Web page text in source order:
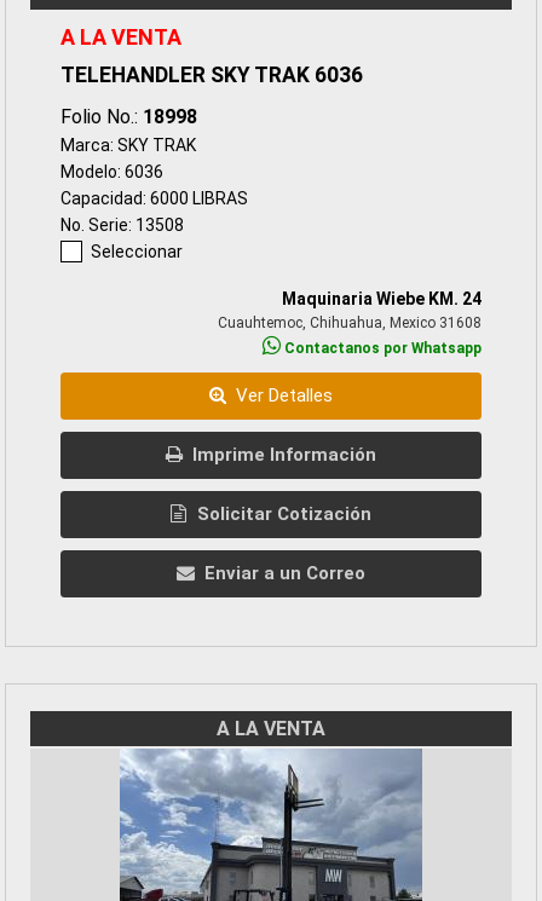
A LA VENTA
TELEHANDLER SKY TRAK 6036
Folio No.: 18998
Marca: SKY TRAK
Modelo: 6036
Capacidad: 6000 LIBRAS
No. Serie: 13508
Seleccionar
Maquinaria Wiebe KM. 24
Cuauhtemoc, Chihuahua, Mexico 31608
Contactanos por Whatsapp
Ver Detalles
Imprime Información
Solicitar Cotización
Enviar a un Correo
A LA VENTA